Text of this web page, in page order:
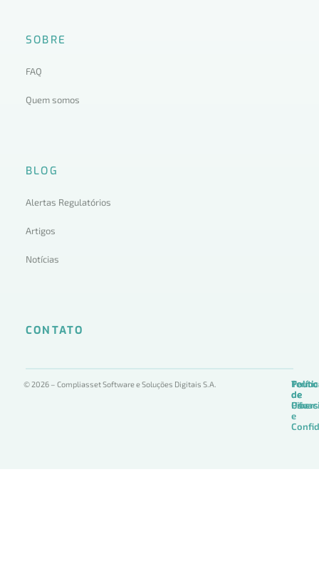
SOBRE
FAQ
Quem somos
BLOG
Alertas Regulatórios
Artigos
Notícias
CONTATO
© 2026 – Compliasset Software e Soluções Digitais S.A.
de
Uso
de
de
e